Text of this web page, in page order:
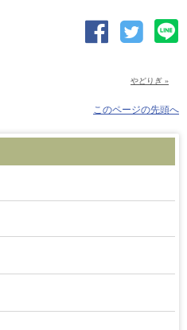
やどりぎ »
このページの先頭へ